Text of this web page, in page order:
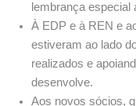
lembrança especial
À EDP e à REN e
estiveram ao lado
realizados e
desenvolve.
Aos novos sócios,